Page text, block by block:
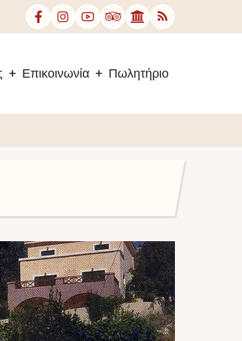
Επικοινωνία Πωλητήριο